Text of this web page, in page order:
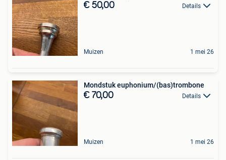
€ 50,00 Details
Muizen 1 mei 26
Mondstuk euphonium/(bas)trombone
€ 70,00 Details
Muizen 1 mei 26